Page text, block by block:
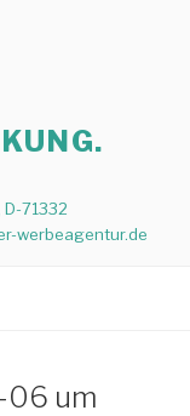
71332
werbeagentur.de
06 um